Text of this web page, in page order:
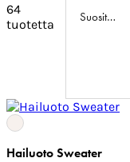
64
tuotetta
Suositeltu
Hailuoto Sweater